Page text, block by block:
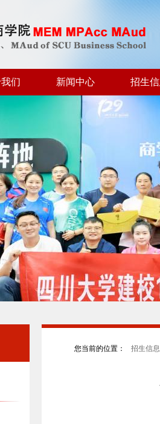
们 新闻中心 招生
您当前的位置： 招生信